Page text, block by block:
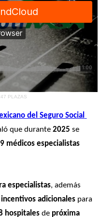
PLAZAS
del Seguro Social
que durante 2025 se
médicos especialistas
especialistas, además
incentivos adicionales para
hospitales de próxima